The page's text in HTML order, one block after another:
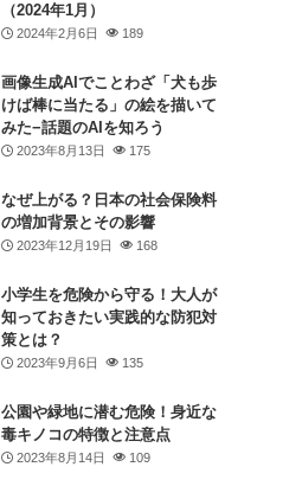
（2024年1月）
2024年2月6日 189
画像生成AIでことわざ「犬も歩
けば棒に当たる」の絵を描いて
みた−話題のAIを知ろう
2023年8月13日 175
なぜ上がる？日本の社会保険料
の増加背景とその影響
2023年12月19日 168
小学生を危険から守る！大人が
知っておきたい実践的な防犯対
策とは？
2023年9月6日 135
公園や緑地に潜む危険！身近な
毒キノコの特徴と注意点
2023年8月14日 109